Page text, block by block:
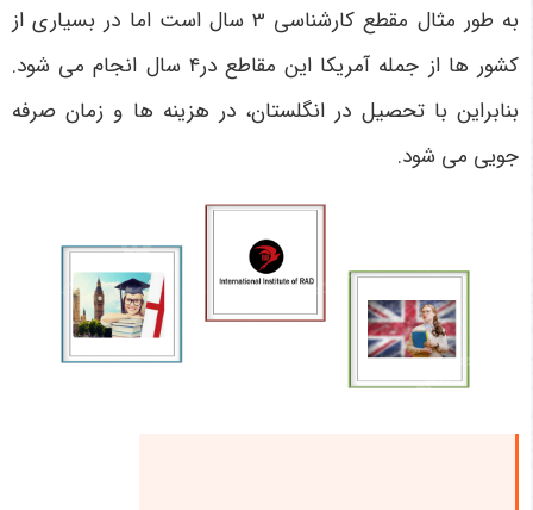
به طور مثال مقطع کارشناسی 3 سال است اما در بسیاری از
کشور ها از جمله آمریکا این مقاطع در4 سال انجام می شود.
بنابراین با تحصیل در انگلستان، در هزینه ها و زمان صرفه
جویی می شود.